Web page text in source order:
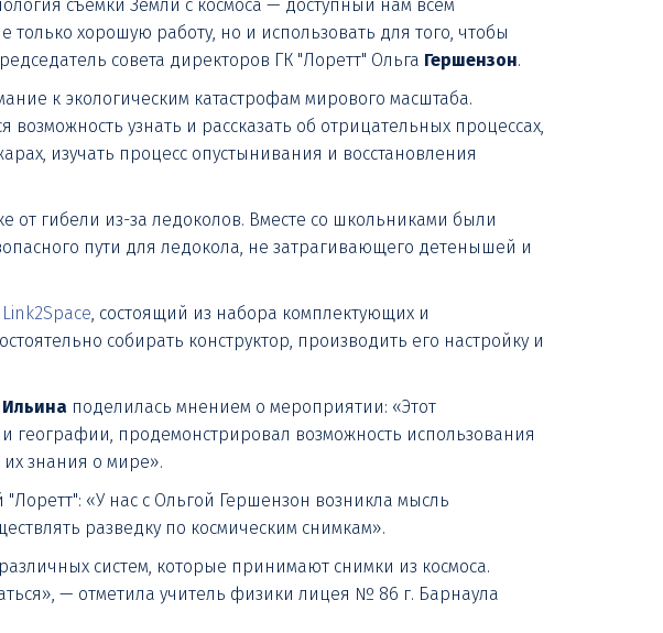
съёмки Земли с космоса — доступный нам всем
хорошую работу, но и использовать для того, чтобы
совета директоров ГК "Лоретт" Ольга Гершензон.
к экологическим катастрофам мирового масштаба.
узнать и рассказать об отрицательных процессах,
изучать процесс опустынивания и восстановления
от гибели из-за ледоколов. Вместе со школьниками были
пути для ледокола, не затрагивающего детенышей и
Link2Space, состоящий из набора комплектующих и
собирать конструктор, производить его настройку и
поделилась мнением о мероприятии: «Этот
географии, продемонстрировал возможность использования
знания о мире».
«У нас с Ольгой Гершензон возникла мысль
разведку по космическим снимкам».
систем, которые принимают снимки из космоса.
— отметила учитель физики лицея № 86 г. Барнаула